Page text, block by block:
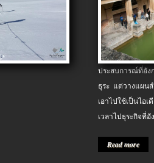
ประสบการณ์ที่อัง
ธุระ แต่วางแผน
เอาไปใช้เป็นไอ
เวลาไปธุระกิจที่อั
Read more